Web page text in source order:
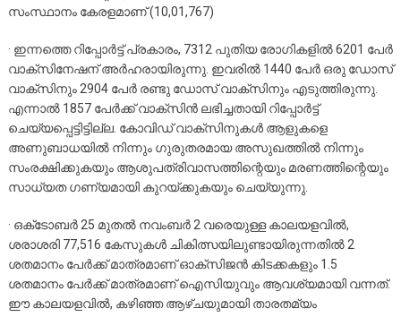
സംസ്ഥാനം കേരളമാണ് (10,01,767)
· ഇന്നത്തെ റിപ്പോര്‍ട്ട് പ്രകാരം, 7312 പുതിയ രോഗികളില്‍ 6201 പേര്‍
വാക്‌സിനേഷന് അര്‍ഹരായിരുന്നു. ഇവരില്‍ 1440 പേര്‍ ഒരു ഡോസ്
വാക്‌സിനും 2904 പേര്‍ രണ്ടു ഡോസ് വാക്‌സിനും എടുത്തിരുന്നു.
എന്നാല്‍ 1857 പേര്‍ക്ക് വാക്‌സിന്‍ ലഭിച്ചതായി റിപ്പോര്‍ട്ട്
ചെയ്യപ്പെട്ടിട്ടില്ല. കോവിഡ് വാക്‌സിനുകള്‍ ആളുകളെ
അണുബാധയില്‍ നിന്നും ഗുരുതരമായ അസുഖത്തില്‍ നിന്നും
സംരക്ഷിക്കുകയും ആശുപത്രിവാസത്തിന്റെയും മരണത്തിന്റെയും
സാധ്യത ഗണ്യമായി കുറയ്ക്കുകയും ചെയ്യുന്നു.
· ഒക്‌ടോബര്‍ 25 മുതല്‍ നവംബര്‍ 2 വരെയുള്ള കാലയളവില്‍,
ശരാശരി 77,516 കേസുകള്‍ ചികിത്സയിലുണ്ടായിരുന്നതില്‍ 2
ശതമാനം പേര്‍ക്ക് മാത്രമാണ് ഓക്‌സിജന്‍ കിടക്കകളും 1.5
ശതമാനം പേര്‍ക്ക് മാത്രമാണ് ഐസിയുവും ആവശ്യമായി വന്നത്.
ഈ കാലയളവില്‍, കഴിഞ്ഞ ആഴ്ചയുമായി താരതമ്യം